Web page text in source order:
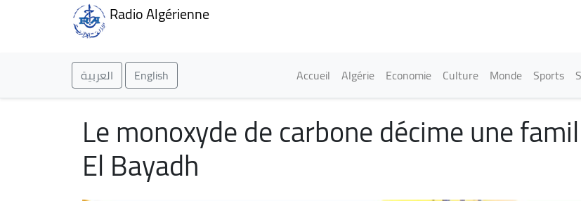
Radio Algérienne
العربية English Main navigation
Accueil Algérie Economie Culture Monde Sports
Le monoxyde de carbone décime une
El Bayadh